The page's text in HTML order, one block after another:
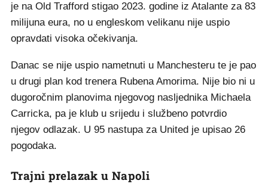
je na Old Trafford stigao 2023. godine iz Atalante za 83
milijuna eura, no u engleskom velikanu nije uspio
opravdati visoka očekivanja.
Danac se nije uspio nametnuti u Manchesteru te je pao
u drugi plan kod trenera Rubena Amorima. Nije bio ni u
dugoročnim planovima njegovog nasljednika Michaela
Carricka, pa je klub u srijedu i službeno potvrdio
njegov odlazak. U 95 nastupa za United je upisao 26
pogodaka.
Trajni prelazak u Napoli